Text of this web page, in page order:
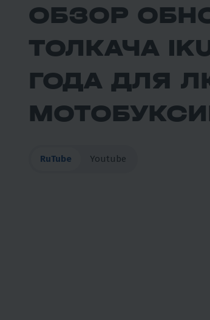
ОБЗОР
ТОЛКАЧА
ГОДА ДЛЯ
RuTube Youtube